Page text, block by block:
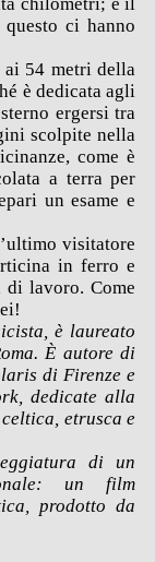
ci hanno
ai 54 metri della
è dedicata agli
ergersi tra
scolpite nella
come è
a terra per
un esame e
visitatore
in ferro e
di lavoro. Come
è laureato
È autore di
di Firenze e
dedicate alla
etrusca e
di un
un film
prodotto da